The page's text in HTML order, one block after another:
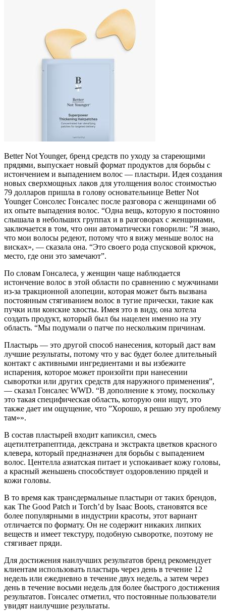
Better Not Younger, бренд средств по уходу за стареющими
прядями, выпускает новый формат продуктов для борьбы с
истончением и выпадением волос — пластыри. Идея создания
новых сверхмощных лаков для утолщения волос стоимостью
79 долларов пришла в голову основательнице Better Not
Younger Сонсолес Гонсалес после разговора с женщинами об
их опыте выпадения волос. “Одна вещь, которую я постоянно
слышала в небольших группах и в разговорах с женщинами,
заключается в том, что они автоматически говорили: ”Я знаю,
что мои волосы редеют, потому что я вижу меньше волос на
висках», — сказала она. “Это своего рода спусковой крючок,
место, где они это замечают”.
По словам Гонсалеса, у женщин чаще наблюдается
истончение волос в этой области по сравнению с мужчинами
из-за тракционной алопеции, которая может быть вызвана
постоянным стягиванием волос в тугие прически, такие как
пучки или конские хвосты. Имея это в виду, она хотела
создать продукт, который был бы нацелен именно на эту
область. “Мы подумали о патче по нескольким причинам.
Пластырь — это другой способ нанесения, который даст вам
лучшие результаты, потому что у вас будет более длительный
контакт с активными ингредиентами и вы избежите
испарения, которое может произойти при нанесении
сыворотки или других средств для наружного применения”,
— сказал Гонсалес WWD. “В дополнение к этому, поскольку
это такая специфическая область, которую они ищут, это
также дает им ощущение, что ”Хорошо, я решаю эту проблему
там»».
В состав пластырей входит капиксил, смесь
ацетилтетрапептида, декстрана и экстракта цветков красного
клевера, который предназначен для борьбы с выпадением
волос. Центелла азиатская питает и успокаивает кожу головы,
а красный женьшень способствует оздоровлению прядей и
кожи головы.
В то время как трансдермальные пластыри от таких брендов,
как The Good Patch и Torch’d by Isaac Boots, становятся все
более популярными в индустрии красоты, этот вариант
отличается по формату. Он не содержит никаких липких
веществ и имеет текстуру, подобную сыворотке, поэтому не
стягивает пряди.
Для достижения наилучших результатов бренд рекомендует
клиентам использовать пластырь через день в течение 12
недель или ежедневно в течение двух недель, а затем через
день в течение восьми недель для более быстрого достижения
результатов. Гонсалес отметил, что постоянные пользователи
увидят наилучшие результаты.